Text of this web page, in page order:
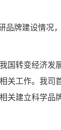
牌建设情况
转变经济发
关工作。我司
关建立科学品